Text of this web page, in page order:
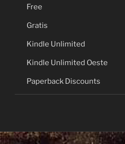
Free
Gratis
Kindle Unlimited
Kindle Unlimited Oeste
Paperback Discounts